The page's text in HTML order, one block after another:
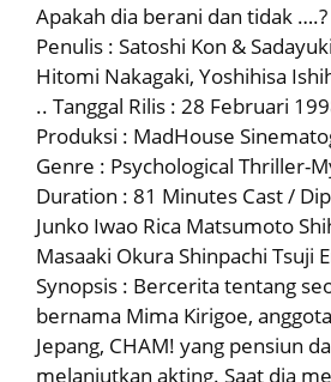
Apakah dia berani dan tidak
Penulis : Satoshi Kon &
Hitomi Nakagaki, Yoshihisa
.. Tanggal Rilis : 28 Februari
Produksi : MadHouse
Genre : Psychological Thriller-
Duration : 81 Minutes Cast /
Junko Iwao Rica Matsumoto
Masaaki Okura Shinpachi Tsuji
Synopsis : Bercerita tentang
bernama Mima Kirigoe,
Jepang, CHAM! yang pensiun
melanjutkan akting. Saat dia